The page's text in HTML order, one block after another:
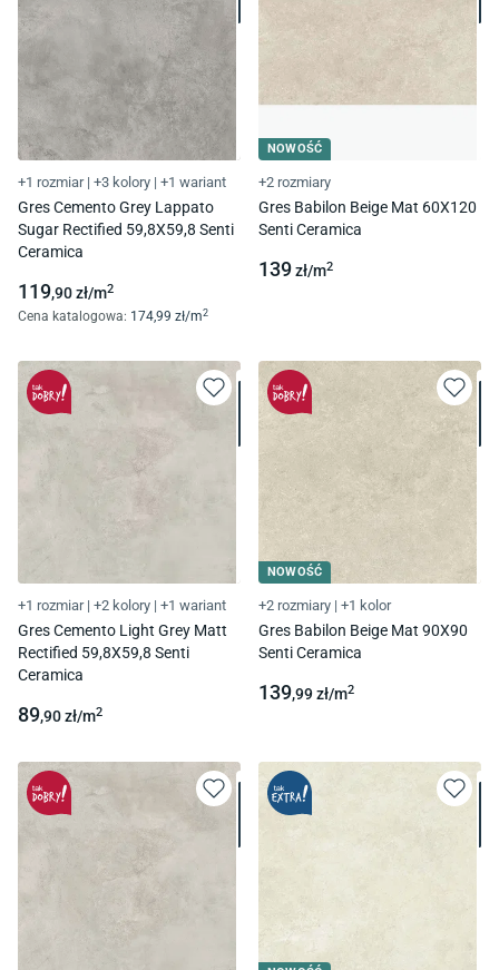
+1 rozmiar | +3 kolory | +1 wariant
Gres Cemento Grey Lappato
Sugar Rectified 59,8X59,8 Senti
Ceramica
119,90zł/m2
Cena katalogowa: 174,99 zł/m2
NOWOŚĆ
+2 rozmiary
Gres Babilon Beige Mat 60X120
Senti Ceramica
139zł/m2
+1 rozmiar | +2 kolory | +1 wariant
Gres Cemento Light Grey Matt
Rectified 59,8X59,8 Senti
Ceramica
89,90zł/m2
NOWOŚĆ
+2 rozmiary | +1 kolor
Gres Babilon Beige Mat 90X90
Senti Ceramica
139,99zł/m2